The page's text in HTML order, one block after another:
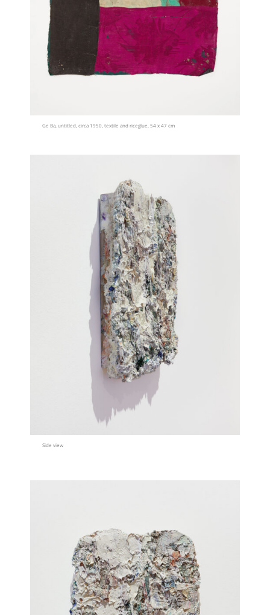
Ge Ba, untitled, circa 1950, textile and riceglue, 54 x 47 cm
Side view